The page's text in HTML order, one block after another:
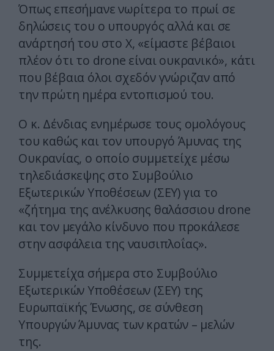
Όπως επεσήμανε νωρίτερα το πρωί σε
δηλώσεις του ο υπουργός αλλά και σε
ανάρτησή του στο Χ, «είμαστε βέβαιοι
πλέον ότι το drone είναι ουκρανικό», κάτι
που βέβαια όλοι σχεδόν γνώριζαν από
την πρώτη ημέρα εντοπισμού του.
Ο κ. Δένδιας ενημέρωσε τους ομολόγους
του καθώς και τον υπουργό Άμυνας της
Ουκρανίας, ο οποίο συμμετείχε μέσω
τηλεδιάσκεψης στο Συμβούλιο
Εξωτερικών Υποθέσεων (ΣΕΥ) για το
«ζήτημα της ανέλκυσης θαλάσσιου drone
και τον μεγάλο κίνδυνο που προκάλεσε
στην ασφάλεια της ναυσιπλοΐας».
Συμμετείχα σήμερα στο Συμβούλιο
Εξωτερικών Υποθέσεων (ΣΕΥ) της
Ευρωπαϊκής Ένωσης, σε σύνθεση
Υπουργών Άμυνας των κρατών – μελών
της.